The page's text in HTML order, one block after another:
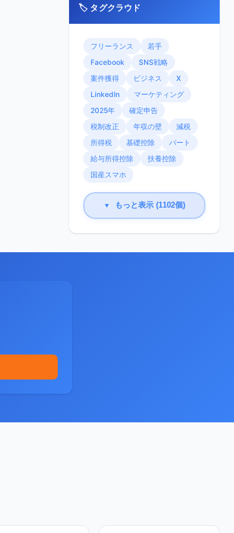
🏷️ タグクラウド
フリーランス
若手
Facebook
SNS戦略
案件獲得
ビジネス
X
LinkedIn
マーケティング
2025年
確定申告
税制改正
年収の壁
減税
所得税
基礎控除
パート
給与所得控除
扶養控除
国産スマホ
▼ もっと表示 (1102個)